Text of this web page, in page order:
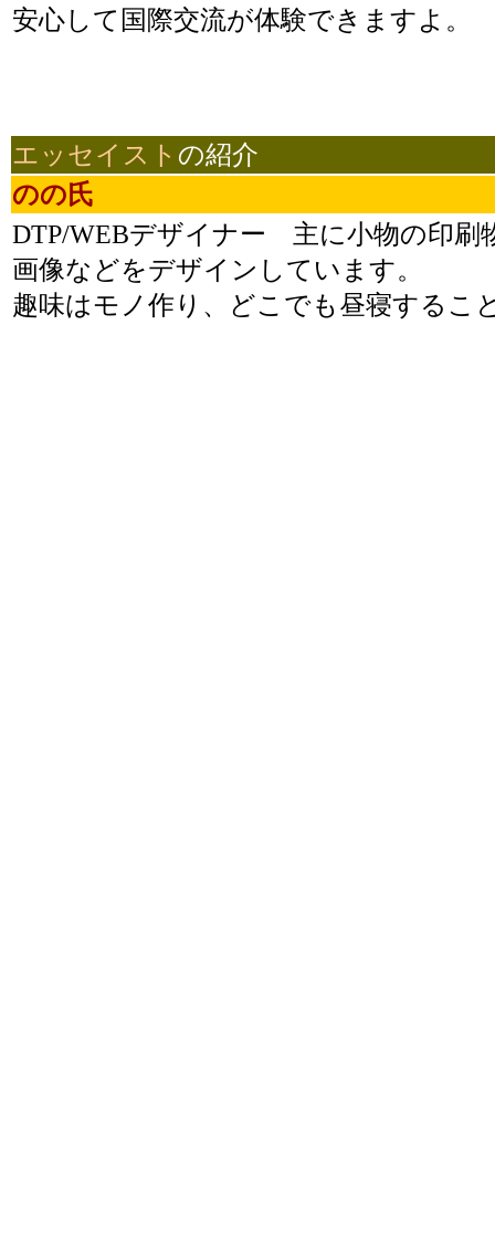
安心して国際交流が体験できますよ。
エッセイスト の紹介
のの氏
DTP/WEBデザイナー 主に小物の印刷
画像などをデザインしています。
趣味はモノ作り、どこでも昼寝するこ